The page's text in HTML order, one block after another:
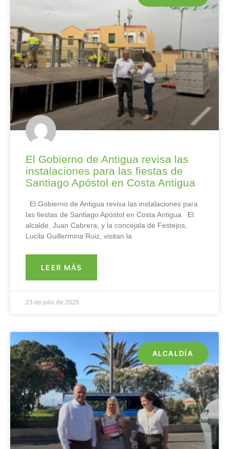
El Gobierno de Antigua revisa las
instalaciones para las fiestas de
Santiago Apóstol en Costa Antigua
El Gobierno de Antigua revisa las instalaciones para
las fiestas de Santiago Apóstol en Costa Antigua El
alcalde, Juan Cabrera, y la concejala de Festejos,
Lucila Guillermina Ruiz, visitan la
LEER MÁS
23 de julio de 2026
ALCALDÍA